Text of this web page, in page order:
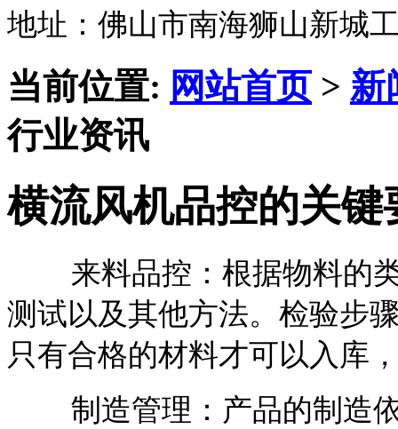
地址：佛山市南海狮山新城
当前位置: 网站首页> 新
行业资讯
横流风机品控的关键
来料品控：根据物料的类
测试以及其他方法。检验步
只有合格的材料才可以入库
制造管理：产品的制造依